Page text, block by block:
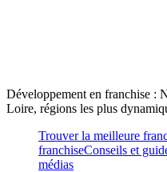
Développement en franchise :
Loire, régions les plus
Trouver la meilleure
franchiseConseils et
médias